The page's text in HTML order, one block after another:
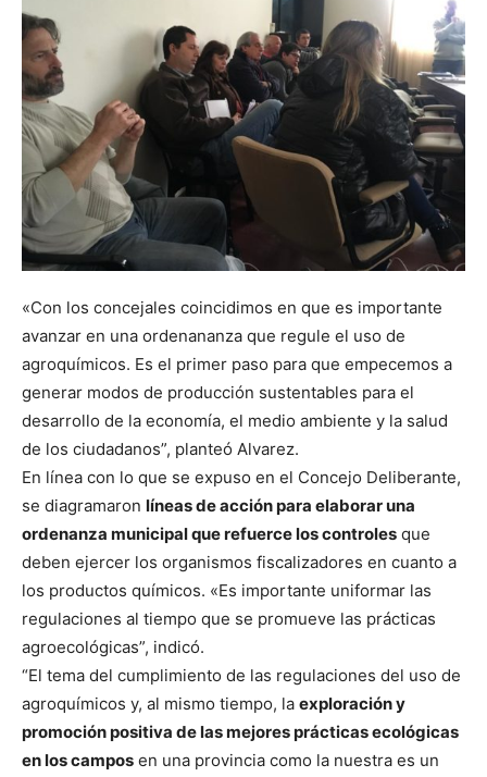
«Con los concejales coincidimos en que es importante
avanzar en una ordenananza que regule el uso de
agroquímicos. Es el primer paso para que empecemos a
generar modos de producción sustentables para el
desarrollo de la economía, el medio ambiente y la salud
de los ciudadanos”, planteó Alvarez.
En línea con lo que se expuso en el Concejo Deliberante,
se diagramaron líneas de acción para elaborar una
ordenanza municipal que refuerce los controles que
deben ejercer los organismos fiscalizadores en cuanto a
los productos químicos. «Es importante uniformar las
regulaciones al tiempo que se promueve las prácticas
agroecológicas”, indicó.
“El tema del cumplimiento de las regulaciones del uso de
agroquímicos y, al mismo tiempo, la exploración y
promoción positiva de las mejores prácticas ecológicas
en los campos en una provincia como la nuestra es un